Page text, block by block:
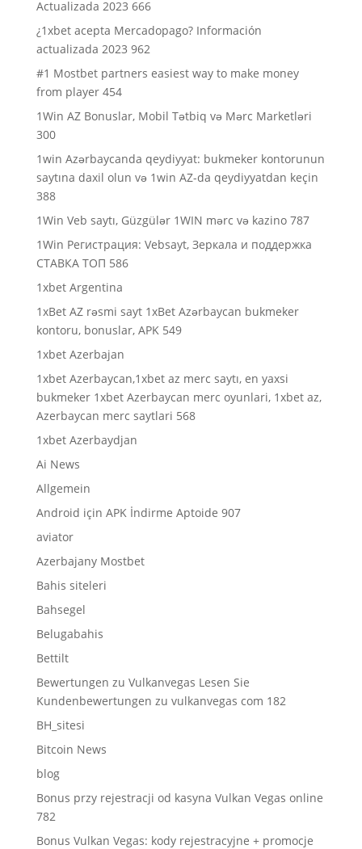
Actualizada 2023 666
¿1xbet acepta Mercadopago? Información
actualizada 2023 962
#1 Mostbet partners easiest way to make money
from player 454
1Win AZ Bonuslar, Mobil Tətbiq və Mərc Marketləri
300
1win Azərbaycanda qeydiyyat: bukmeker kontorunun
saytına daxil olun və 1win AZ-da qeydiyyatdan keçin
388
1Win Veb saytı, Güzgülər 1WIN mərc və kazino 787
1Win Регистрация: Vebsayt, Зеркала и поддержка
СТАВКА ТОП 586
1xbet Argentina
1xBet AZ rəsmi sayt 1xBet Azərbaycan bukmeker
kontoru, bonuslar, APK 549
1xbet Azerbajan
1xbet Azerbaycan,1xbet az merc saytı, en yaxsi
bukmeker 1xbet Azerbaycan merc oyunlari, 1xbet az,
Azerbaycan merc saytlari 568
1xbet Azerbaydjan
Ai News
Allgemein
Android için APK İndirme Aptoide 907
aviator
Azerbajany Mostbet
Bahis siteleri
Bahsegel
Belugabahis
Bettilt
Bewertungen zu Vulkanvegas Lesen Sie
Kundenbewertungen zu vulkanvegas com 182
BH_sitesi
Bitcoin News
blog
Bonus przy rejestracji od kasyna Vulkan Vegas online
782
Bonus Vulkan Vegas: kody rejestracyjne + promocje